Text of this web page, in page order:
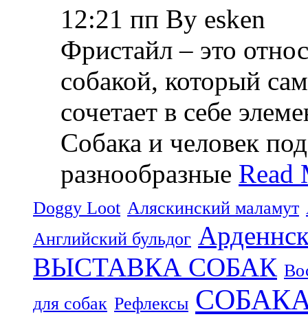
12:21 пп By esken
Фристайл – это
собакой, который
сочетает в себе
Собака и человек
разнообразные Read
Doggy Loot Аляскинский маламут
Английский бульдог
ВЫСТАВКА СОБАК
для собак Рефлексы